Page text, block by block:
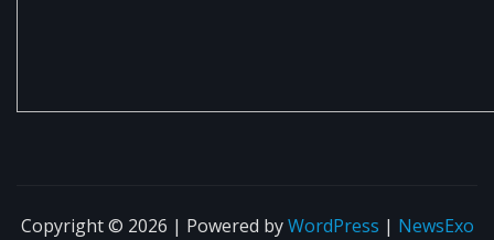
Copyright © 2026 | Powered byWordPress | NewsExo